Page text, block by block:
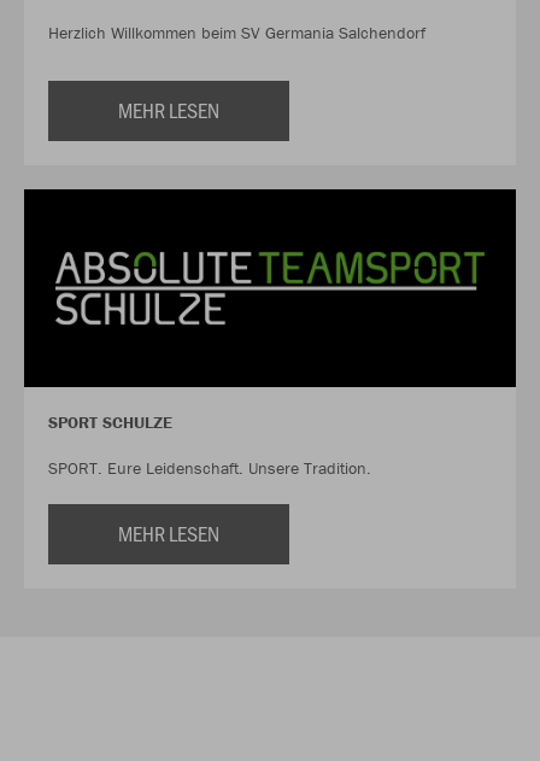
Herzlich Willkommen beim SV Germania Salchendorf
MEHR LESEN
SPORT SCHULZE
SPORT. Eure Leidenschaft. Unsere Tradition.
MEHR LESEN